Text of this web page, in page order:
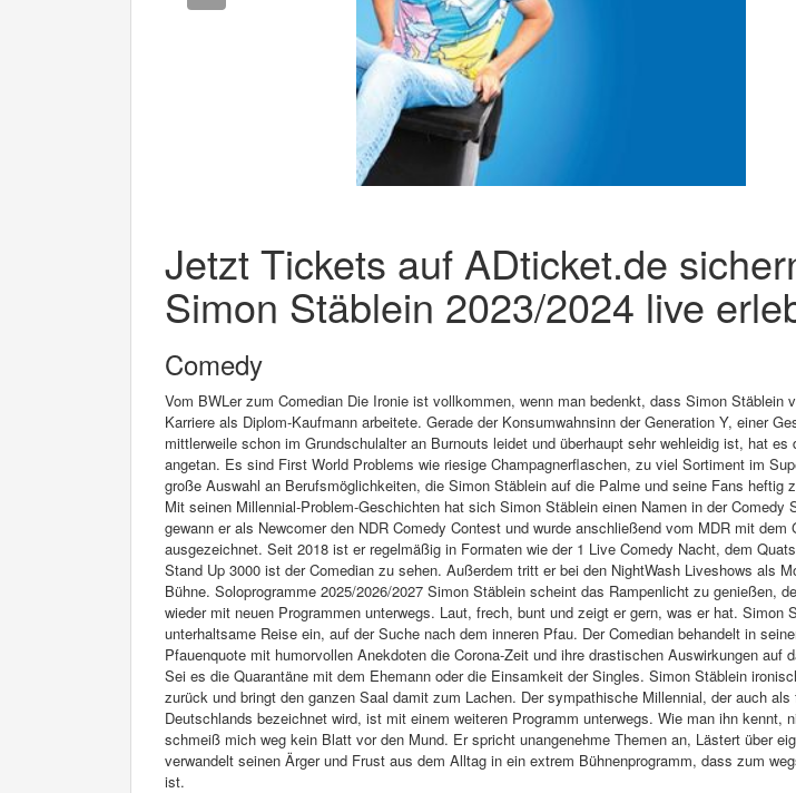
Jetzt Tickets auf ADticket.de
Simon Stäblein 2023/2024 live
Comedy
Vom BWLer zum Comedian Die Ironie ist vollkommen, wenn man bedenkt, dass Simon Stäblein
Karriere als Diplom-Kaufmann arbeitete. Gerade der Konsumwahnsinn der Generation Y, einer
mittlerweile schon im Grundschulalter an Burnouts leidet und überhaupt sehr wehleidig ist, hat es
angetan. Es sind First World Problems wie riesige Champagnerflaschen, zu viel Sortiment im
große Auswahl an Berufsmöglichkeiten, die Simon Stäblein auf die Palme und seine Fans heftig
Mit seinen Millennial-Problem-Geschichten hat sich Simon Stäblein einen Namen in der Comedy
gewann er als Newcomer den NDR Comedy Contest und wurde anschließend vom MDR mit dem
ausgezeichnet. Seit 2018 ist er regelmäßig in Formaten wie der 1 Live Comedy Nacht, dem
Stand Up 3000 ist der Comedian zu sehen. Außerdem tritt er bei den NightWash Liveshows als
Bühne. Soloprogramme 2025/2026/2027 Simon Stäblein scheint das Rampenlicht zu genießen,
wieder mit neuen Programmen unterwegs. Laut, frech, bunt und zeigt er gern, was er hat. Simon
unterhaltsame Reise ein, auf der Suche nach dem inneren Pfau. Der Comedian behandelt in
Pfauenquote mit humorvollen Anekdoten die Corona-Zeit und ihre drastischen Auswirkungen auf
Sei es die Quarantäne mit dem Ehemann oder die Einsamkeit der Singles. Simon Stäblein
zurück und bringt den ganzen Saal damit zum Lachen. Der sympathische Millennial, der auch
Deutschlands bezeichnet wird, ist mit einem weiteren Programm unterwegs. Wie man ihn kennt,
schmeiß mich weg kein Blatt vor den Mund. Er spricht unangenehme Themen an, Lästert über
verwandelt seinen Ärger und Frust aus dem Alltag in ein extrem Bühnenprogramm, dass zum
ist.